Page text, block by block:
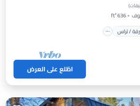
)
636 ft²
/ تراس
اطّلع على العرض